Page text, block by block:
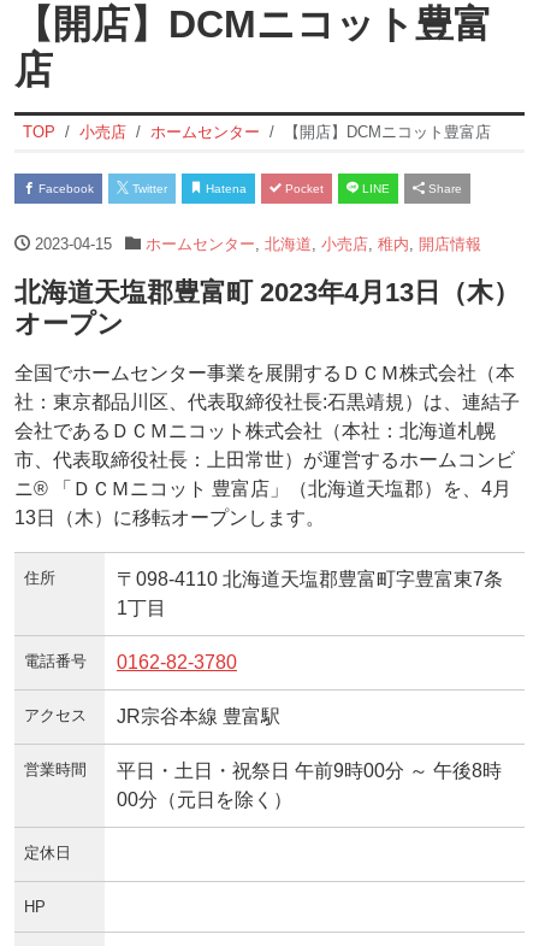
【開店】DCMニコット豊富
店
TOP 小売店 ホームセンター 【開店】DCMニコット豊富店
Facebook Twitter Hatena Pocket LINE Share
2023-04-15 ホームセンター 北海道 小売店, 稚内 開店情報
北海道天塩郡豊富町 2023年4月13日（木）
オープン
全国でホームセンター事業を展開するＤＣＭ株式会社（本
社：東京都品川区、代表取締役社長:石黒靖規）は、連結子
会社であるＤＣＭニコット株式会社（本社：北海道札幌
市、代表取締役社長：上田常世）が運営するホームコンビ
ニ® 「ＤＣＭニコット 豊富店」（北海道天塩郡）を、4月
13日（木）に移転オープンします。
住所
〒098-4110 北海道天塩郡豊富町字豊富東7条
1丁目
電話番号 0162-82-3780
アクセス JR宗谷本線 豊富駅
営業時間
平日・土日・祝祭日 午前9時00分 ～ 午後8時
00分（元日を除く）
定休日
HP